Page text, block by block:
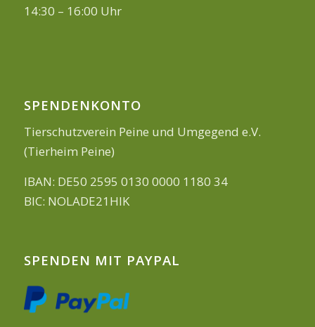
14:30 – 16:00 Uhr
SPENDENKONTO
Tierschutzverein Peine und Umgegend e.V.
(Tierheim Peine)
IBAN: DE50 2595 0130 0000 1180 34
BIC: NOLADE21HIK
SPENDEN MIT PAYPAL